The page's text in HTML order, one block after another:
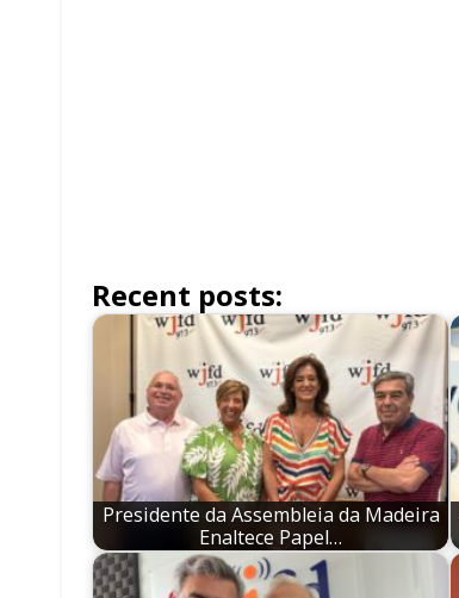
Recent posts:
Presidente da Assembleia da Madeira
Enaltece Papel…